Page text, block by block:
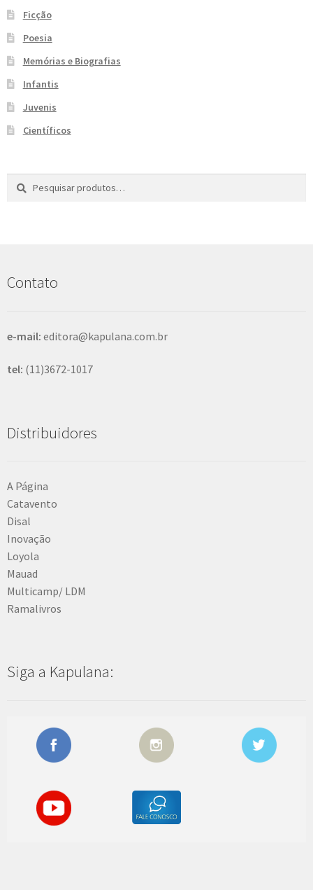
Ficção
Poesia
Memórias e Biografias
Infantis
Juvenis
Científicos
Pesquisar
a
Contato
e-mail: editora@kapulana.com.br
tel: (11)3672-1017
Distribuidores
A Página
Catavento
Disal
Inovação
Loyola
Mauad
Multicamp/ LDM
Ramalivros
Siga a Kapulana: